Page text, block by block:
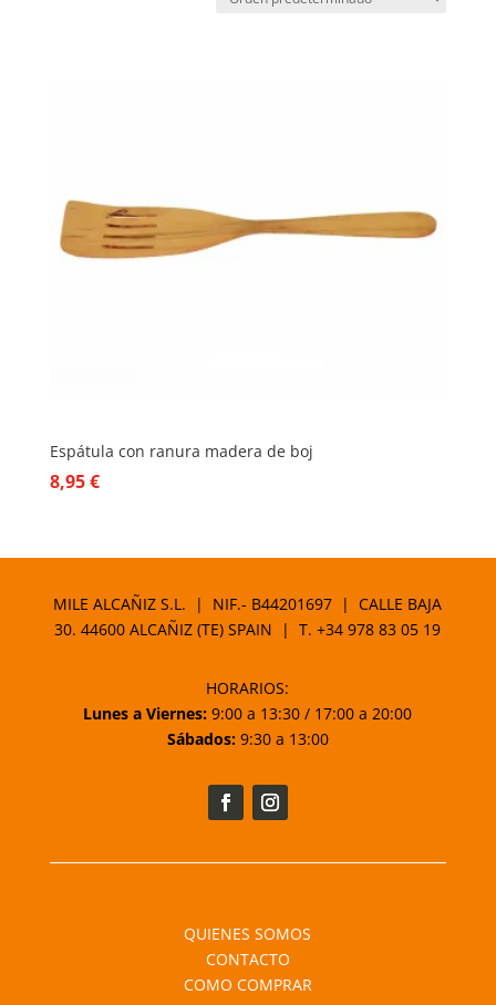
Espátula con ranura madera de boj
8,95€
MILE ALCAÑIZ S.L. | NIF.- B44201697 | CALLE BAJA
30. 44600 ALCAÑIZ (TE) SPAIN | T.+34 978 83 05 19
HORARIOS:
Lunes a Viernes: 9:00 a 13:30 / 17:00 a 20:00
Sábados:9:30 a 13:00
QUIENES SOMOS
CONTACTO
COMO COMPRAR